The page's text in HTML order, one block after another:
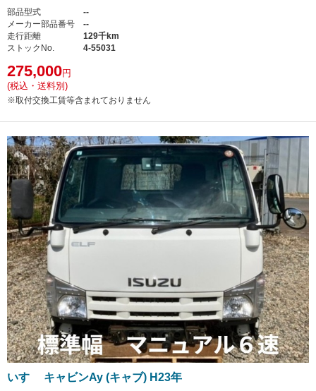
部品型式
--
メーカー部品番号
--
走行距離
129千km
ストックNo.
4-55031
275,000円
(税込・送料別)
※取付交換工賃等含まれておりません
いすゞ キャビンAy (キャブ) H23年